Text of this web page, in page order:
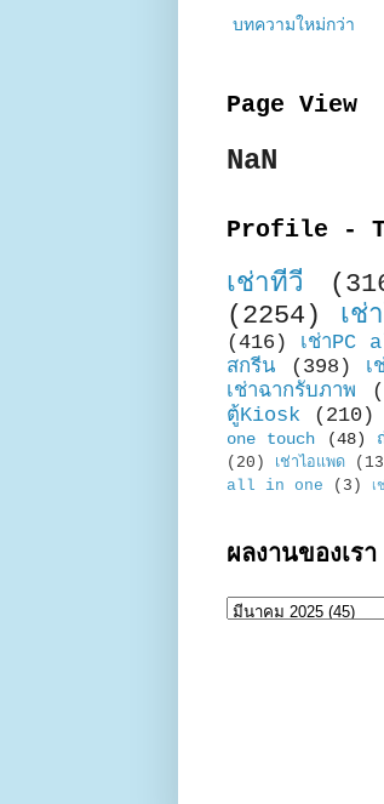
บทความใหม่กว่า
Page View
NaN
Profile -
เช่าทีวี
(2254)
เช่
(416)
เช่า
สกรีน
(398) เ
เช่าฉากรับภาพ
ตู้Kiosk
(210)
one touch
(48)
(20)
เช่าไอแพด
all in one
(3) เ
ผลงานของเร